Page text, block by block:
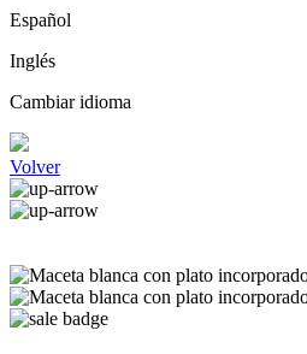
Español
Inglés
Cambiar idioma
Volver